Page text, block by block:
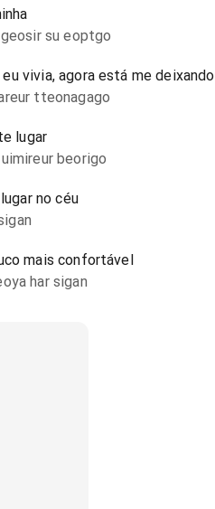
su eoptgo
vivia, agora está me deixando
tteonagago
lugar
beorigo
no céu
mais confortável
har sigan